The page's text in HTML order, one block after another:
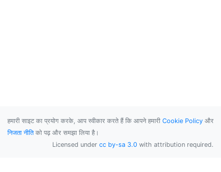
हमारी साइट का प्रयोग करके, आप स्वीकार करते हैं कि आपने हमारी Cookie Policy और
निजता नीतिको पढ़ और समझा लिया है।
Licensed under cc by-sa 3.0 with attribution required.